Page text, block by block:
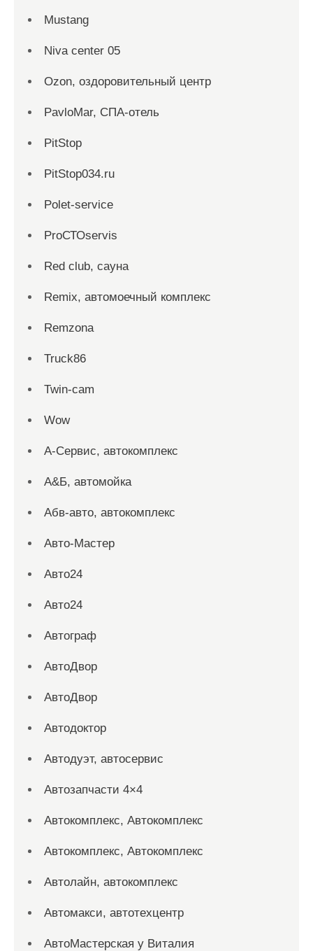
Mustang
Niva center 05
Ozon, оздоровительный центр
PavloMar, СПА-отель
PitStop
PitStop034.ru
Polet-service
ProСТОservis
Red сlub, сауна
Remix, автомоечный комплекс
Remzona
Truck86
Twin-cam
Wow
А-Сервис, автокомплекс
А&Б, автомойка
Абв-авто, автокомплекс
Авто-Мастер
Авто24
Авто24
Автограф
АвтоДвор
АвтоДвор
Автодоктор
Автодуэт, автосервис
Автозапчасти 4×4
Автокомплекс, Автокомплекс
Автокомплекс, Автокомплекс
Автолайн, автокомплекс
Автомакси, автотехцентр
АвтоМастерская у Виталия